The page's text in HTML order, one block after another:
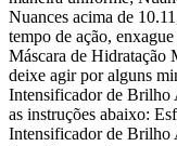
Nuances acima de
tempo de ação,
Máscara de
deixe agir por alguns
Intensificador de
as instruções abaixo:
Intensificador de